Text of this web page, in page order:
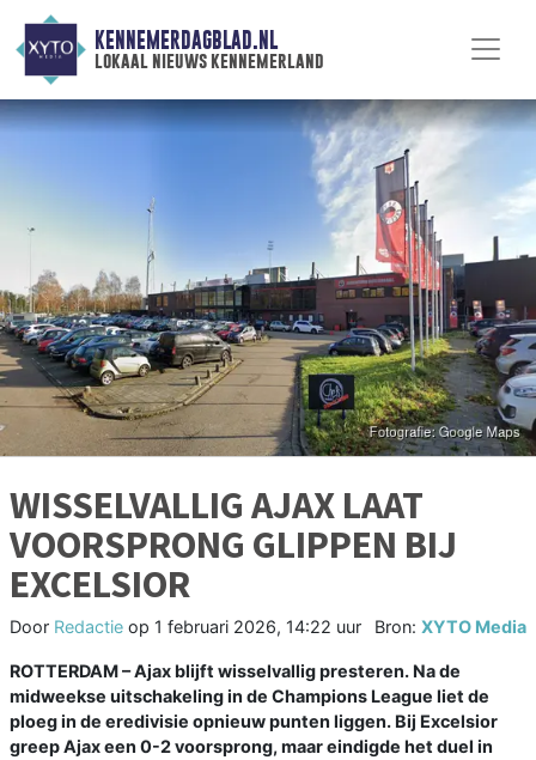
KENNEMERDAGBLAD.NL
lokaal nieuws kennemerland
WISSELVALLIG AJAX LAAT
VOORSPRONG GLIPPEN BIJ
EXCELSIOR
Door Redactie op 1 februari 2026, 14:22 uur Bron: XYTO Media
ROTTERDAM – Ajax blijft wisselvallig presteren. Na de
midweekse uitschakeling in de Champions League liet de
ploeg in de eredivisie opnieuw punten liggen. Bij Excelsior
greep Ajax een 0-2 voorsprong, maar eindigde het duel in